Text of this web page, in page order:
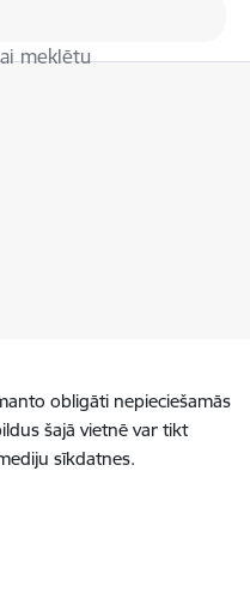
meklētu
obligāti nepieciešamās
šajā vietnē var tikt
sīkdatnes.